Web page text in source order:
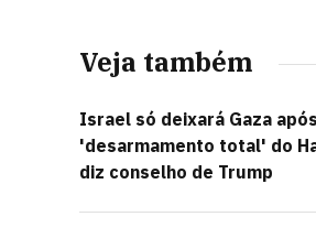
Veja também
Israel só deixará Gaza após
'desarmamento total' do
diz conselho de Trump